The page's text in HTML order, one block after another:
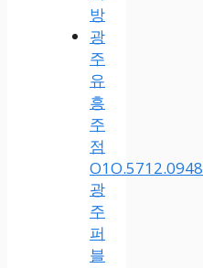
방
광
주
유
흥
주
점
O1O.5712.0948
광
주
퍼
블